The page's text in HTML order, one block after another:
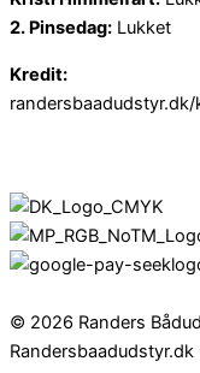
2. Pinsedag: Lukket
Kredit:
© 2026 Randers
Randersbaadudstyr.dk